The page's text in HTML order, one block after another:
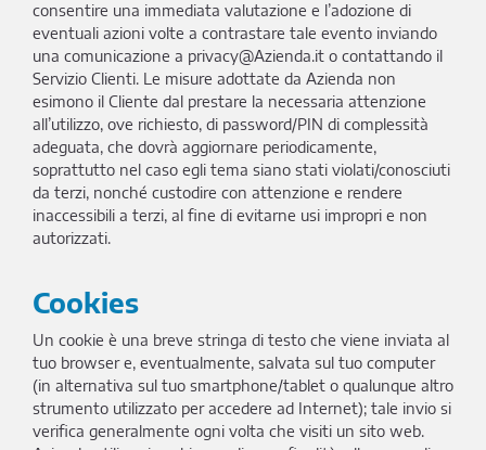
consentire una immediata valutazione e l’adozione di
eventuali azioni volte a contrastare tale evento inviando
una comunicazione a privacy@Azienda.it o contattando il
Servizio Clienti. Le misure adottate da Azienda non
esimono il Cliente dal prestare la necessaria attenzione
all’utilizzo, ove richiesto, di password/PIN di complessità
adeguata, che dovrà aggiornare periodicamente,
soprattutto nel caso egli tema siano stati violati/conosciuti
da terzi, nonché custodire con attenzione e rendere
inaccessibili a terzi, al fine di evitarne usi impropri e non
autorizzati.
Cookies
Un cookie è una breve stringa di testo che viene inviata al
tuo browser e, eventualmente, salvata sul tuo computer
(in alternativa sul tuo smartphone/tablet o qualunque altro
strumento utilizzato per accedere ad Internet); tale invio si
verifica generalmente ogni volta che visiti un sito web.